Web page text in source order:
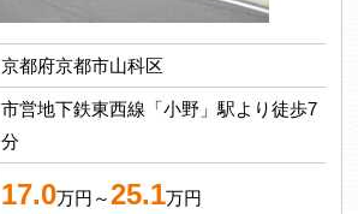
京都府京都市山科区
市営地下鉄東西線「小野」駅より徒歩7
分
17.0万円～25.1万円